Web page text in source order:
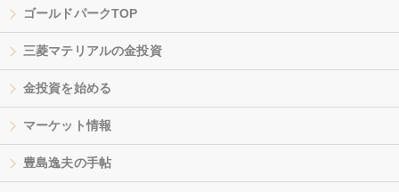
ゴールドパークTOP
三菱マテリアルの金投資
金投資を始める
マーケット情報
豊島逸夫の手帖